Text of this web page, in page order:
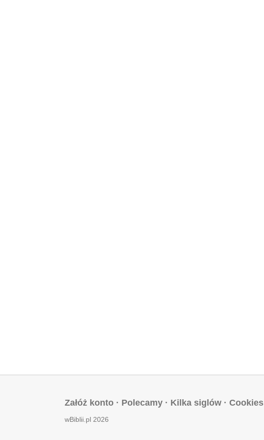
Załóż konto · Polecamy · Kilka siglów · Cookies
wBiblii.pl 2026